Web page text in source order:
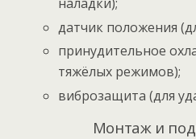
датчик положения
принудительное
тяжёлых режимов);
виброзащита (для
Монтаж и